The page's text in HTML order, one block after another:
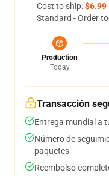
Cost to ship:$6.99
Standard - Order
Production
Today
Transacción
Entrega mundial a
Número de
paquetes
Reembolso